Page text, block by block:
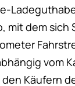
mit dem sich
vom
Käufern